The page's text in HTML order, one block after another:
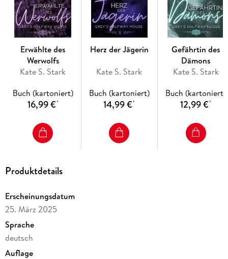
sie seinen Spuren und stellt sich der unheimlichen Macht, die
in ihr schlummert?
Wie weit ist sie gewillt, für ihren Schatten zu gehen?
Jetzt lesen und herausfinden!
Serie zauberhaft-kitschiger Liebesgeschichten voller
paranormaler Wesen, die ihren Platz in der magischen Welt
Anmerkung: Jeder Band beinhaltet eine in sich
abgeschlossene Liebesgeschichte mit Happy End. Es wird
Reihenfolge zu lesen.
Erwählte des
Werwolfs
Kate S. Stark
Buch (kartoniert)
16,99 €*
Herz der Jägerin
Kate S. Stark
Buch (kartoniert)
14,99 €*
Gefährtin des
Dämons
Kate S. Stark
Buch (kartoniert)
12,99 €*
Produktdetails
Erscheinungsdatum
25. März 2025
Sprache
deutsch
Auflage